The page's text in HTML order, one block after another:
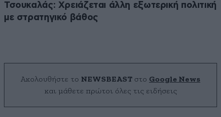
Τσουκαλάς: Xρειάζεται άλλη εξωτερική πολιτική
με στρατηγικό βάθος
Ακολουθήστε το NEWSBEAST στο Google News
και μάθετε πρώτοι όλες τις ειδήσεις